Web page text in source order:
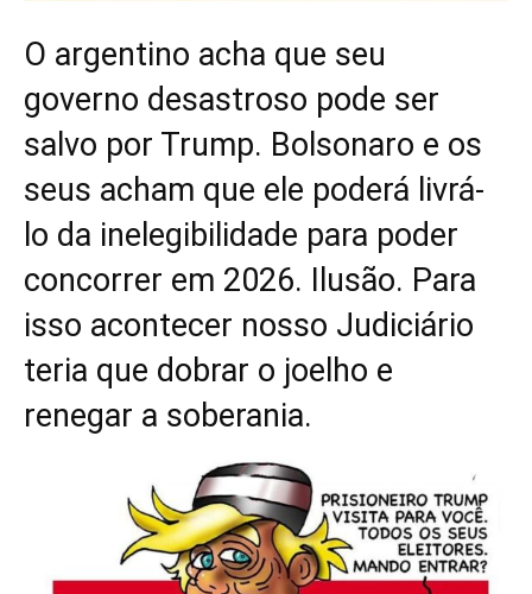
O argentino acha que seu
governo desastroso pode ser
salvo por Trump. Bolsonaro e os
seus acham que ele poderá livrá-
lo da inelegibilidade para poder
concorrer em 2026. Ilusão. Para
isso acontecer nosso Judiciário
teria que dobrar o joelho e
renegar a soberania.